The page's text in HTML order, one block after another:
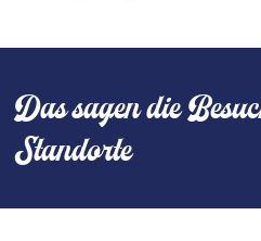
Das sagen die
Standorte